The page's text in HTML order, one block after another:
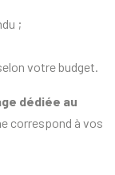
;
votre budget.
dédiée au
correspond à vos